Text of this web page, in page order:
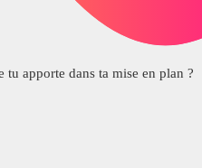
apporte dans ta mise en plan ?